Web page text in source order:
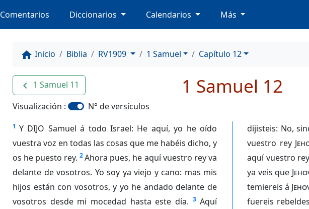
Comentarios Diccionarios Calendarios Más
home Inicio Biblia RV1909 1 Samuel Capítulo 12
navigate_before 1 Samuel 11 1 Samuel 12
Visualización : N° de versículos
1 Y DIJO Samuel á todo Israel: He aquí, yo he oído
vuestra voz en todas las cosas que me habéis dicho, y
os he puesto rey. 2Ahora pues, he aquí vuestro rey va
delante de vosotros. Yo soy ya viejo y cano: mas mis
hijos están con vosotros, y yo he andado delante de
vosotros desde mi mocedad hasta este día. 3 Aquí
dijisteis: No,
vuestro rey
aquí vuestro
ya veis que
temiereis á
fuereis